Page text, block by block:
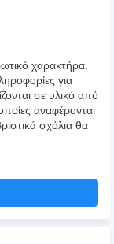
χαρακτήρα.
για
σε υλικό από
αναφέρονται
σχόλια θα